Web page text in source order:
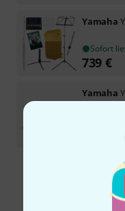
Yamaha
Sofort
739 €
Yamaha